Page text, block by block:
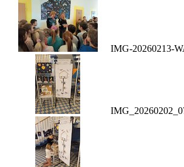
IMG-20260213-